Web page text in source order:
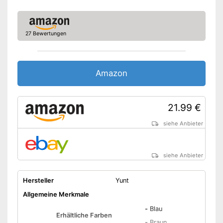
Vorteile
Saugstarkes Produkt
Nachteile
27 Bewertungen
Amazon
21.99 €
siehe Anbieter
siehe Anbieter
Hersteller
Yunt
Allgemeine Merkmale
Erhältliche Farben
- Blau